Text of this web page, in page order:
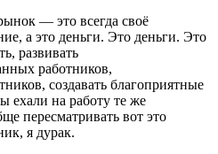
— это всегда своё
а это деньги. Это деньги. Это
развивать
работников,
создавать благоприятные
ехали на работу те же
пересматривать вот это
я дурак.